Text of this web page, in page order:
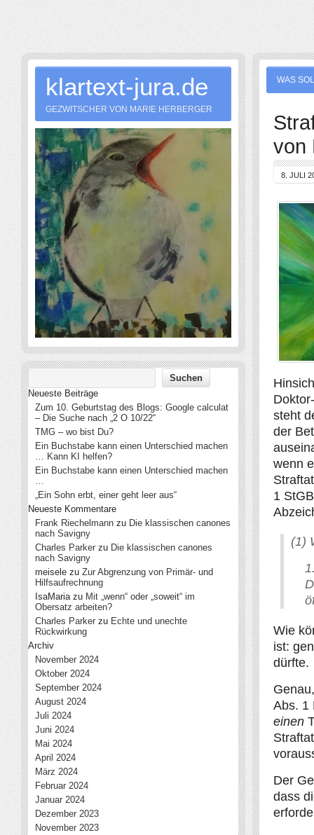
WAS
von
8. JULI
steht
der
wenn
1
(1)
Wie
ist:
dürfte.
Abs. 1
einen
Der
dass
klartext-jura.de
GEZWITSCHER VON MARIE HERBERGER
Neueste Beiträge
Zum 10. Geburtstag des Blogs: Google calculat
– Die Suche nach „2 O 10/22“
TMG – wo bist Du?
Ein Buchstabe kann einen Unterschied machen
… Kann KI helfen?
Ein Buchstabe kann einen Unterschied machen
…
„Ein Sohn erbt, einer geht leer aus“
Neueste Kommentare
Frank Riechelmann zu Die klassischen canones
nach Savigny
Charles Parker zu Die klassischen canones
nach Savigny
meisele zu Zur Abgrenzung von Primär- und
Hilfsaufrechnung
IsaMariazu Mit „wenn“ oder „soweit“ im
Obersatz arbeiten?
Charles Parker zu Echte und unechte
Rückwirkung
Archiv
November 2024
Oktober 2024
September 2024
August 2024
Juli 2024
Juni 2024
Mai 2024
April 2024
März 2024
Februar 2024
Januar 2024
Dezember 2023
November 2023